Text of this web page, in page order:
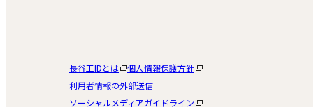
長谷工IDとは
個人情報保護方針
利用者情報の外部送信
ソーシャルメディアガイドライン